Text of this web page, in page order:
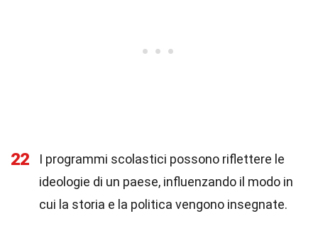
22
I programmi scolastici possono riflettere le
ideologie di un paese, influenzando il modo in
cui la storia e la politica vengono insegnate.